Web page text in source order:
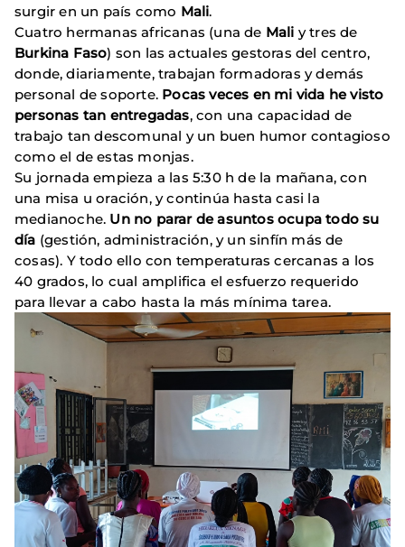
surgir en un país como Mali.
Cuatro hermanas africanas (una de Mali y tres de
Burkina Faso) son las actuales gestoras del centro,
donde, diariamente, trabajan formadoras y demás
personal de soporte. Pocas veces en mi vida he visto
personas tan entregadas, con una capacidad de
trabajo tan descomunal y un buen humor contagioso
como el de estas monjas.
Su jornada empieza a las 5:30 h de la mañana, con
una misa u oración, y continúa hasta casi la
medianoche. Un no parar de asuntos ocupa todo su
día (gestión, administración, y un sinfín más de
cosas). Y todo ello con temperaturas cercanas a los
40 grados, lo cual amplifica el esfuerzo requerido
para llevar a cabo hasta la más mínima tarea.